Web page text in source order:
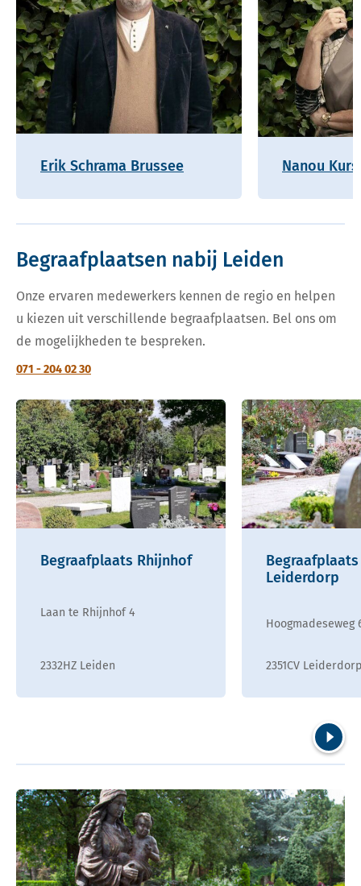
Erik Schrama Brussee Nanou
Begraafplaatsen nabij Leiden
Onze ervaren medewerkers kennen de regio en helpen
u kiezen uit verschillende begraafplaatsen. Bel ons om
de mogelijkheden te bespreken.
071 - 204 02 30
Begraafplaats Rhijnhof
Laan te Rhijnhof 4
2332HZ Leiden
Begraafplaats
Leiderdorp
Hoogmadeseweg
2351CV Leiderdorp